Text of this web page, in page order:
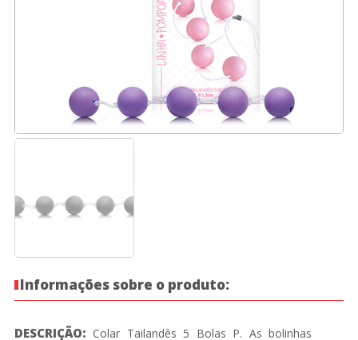
Informações sobre o produto:
DESCRIÇÃO: Colar Tailandês 5 Bolas P. As bolinhas